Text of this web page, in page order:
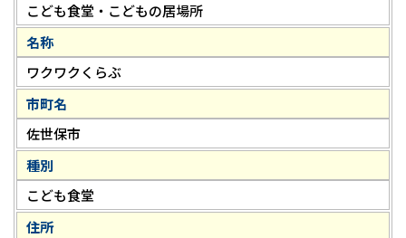
こども食堂・こどもの居場所
名称
ワクワクくらぶ
市町名
佐世保市
種別
こども食堂
住所